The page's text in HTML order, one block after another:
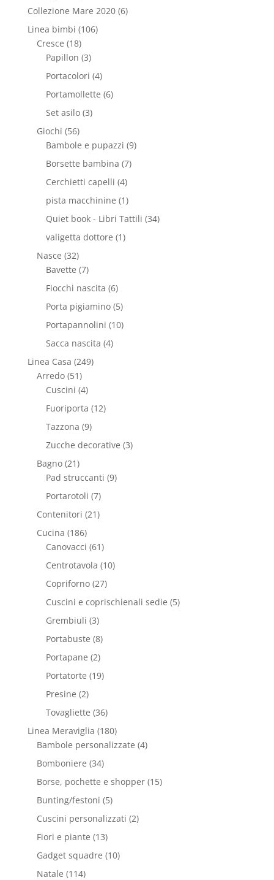
Collezione Mare 2020 (6)
Linea bimbi (106)
Cresce (18)
Papillon (3)
Portacolori (4)
Portamollette (6)
Set asilo (3)
Giochi (56)
Bambole e pupazzi (9)
Borsette bambina (7)
Cerchietti capelli (4)
pista macchinine (1)
Quiet book - Libri Tattili (34)
valigetta dottore (1)
Nasce (32)
Bavette (7)
Fiocchi nascita (6)
Porta pigiamino (5)
Portapannolini (10)
Sacca nascita (4)
Linea Casa (249)
Arredo (51)
Cuscini (4)
Fuoriporta (12)
Tazzona (9)
Zucche decorative (3)
Bagno (21)
Pad struccanti (9)
Portarotoli (7)
Contenitori (21)
Cucina (186)
Canovacci (61)
Centrotavola (10)
Copriforno (27)
Cuscini e coprischienali sedie (5)
Grembiuli (3)
Portabuste (8)
Portapane (2)
Portatorte (19)
Presine (2)
Tovagliette (36)
Linea Meraviglia (180)
Bambole personalizzate (4)
Bomboniere (34)
Borse, pochette e shopper (15)
Bunting/festoni (5)
Cuscini personalizzati (2)
Fiori e piante (13)
Gadget squadre (10)
Natale (114)